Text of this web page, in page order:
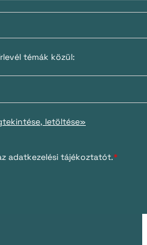
témák közül:
letöltése»
adatkezelési tájékoztatót.*